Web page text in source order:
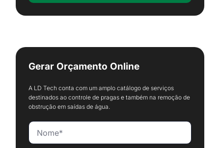
Gerar Orçamento Online
A LD Tech conta com um amplo catálogo de serviços
destinados ao controle de pragas e também na remoção de
obstrução em saídas de água.